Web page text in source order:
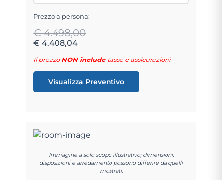
Prezzo a persona:
€ 4.498,00
€ 4.408,04
Il prezzoNON include tasse e assicurazioni
Visualizza Preventivo
Immagine a solo scopo illustrativo; dimensioni,
disposizioni e arredamento possono differire da quelli
mostrati.